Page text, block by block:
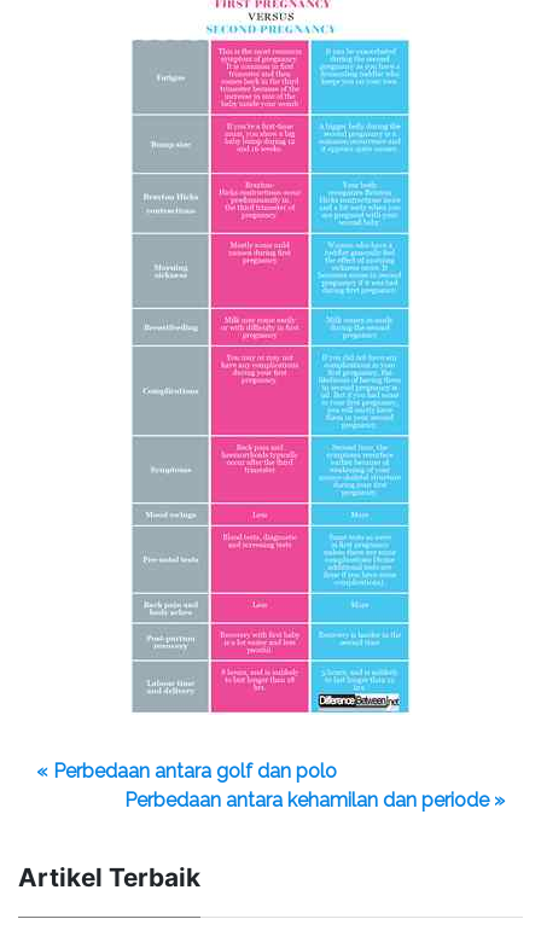
« Perbedaan antara golf dan polo
Perbedaan antara kehamilan dan periode »
Artikel Terbaik